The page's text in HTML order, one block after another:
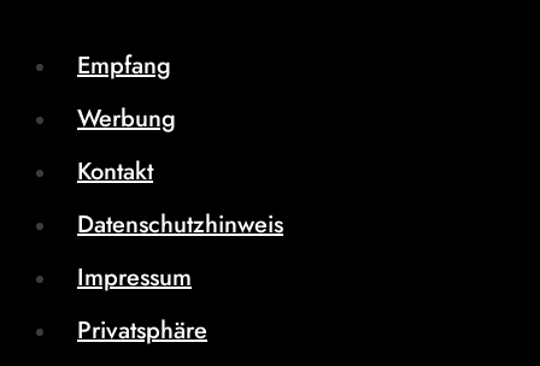
Empfang
Werbung
Kontakt
Datenschutzhinweis
Impressum
Privatsphäre